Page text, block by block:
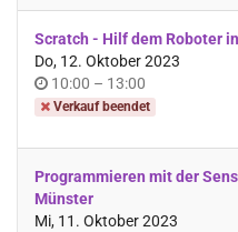
Scratch - Hilf dem Roboter
Do, 12. Oktober 2023
Uhrzeit
10:00 – bis
13:00
Verkauf beendet
Programmieren mit der
Münster
Mi, 11. Oktober 2023